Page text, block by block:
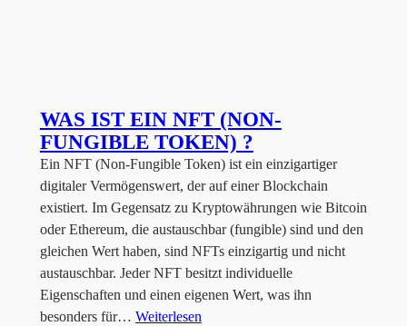
WAS IST EIN NFT (NON-
FUNGIBLE TOKEN) ?
Ein NFT (Non-Fungible Token) ist ein einzigartiger
digitaler Vermögenswert, der auf einer Blockchain
existiert. Im Gegensatz zu Kryptowährungen wie Bitcoin
oder Ethereum, die austauschbar (fungible) sind und den
gleichen Wert haben, sind NFTs einzigartig und nicht
austauschbar. Jeder NFT besitzt individuelle
Eigenschaften und einen eigenen Wert, was ihn
besonders für… Weiterlesen